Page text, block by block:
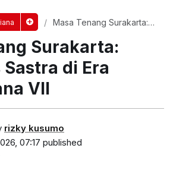
Masa Tenang Surakarta:
Pakubuwana VII
Surakarta:
di Era
VII
rizky kusumo
07:17 published